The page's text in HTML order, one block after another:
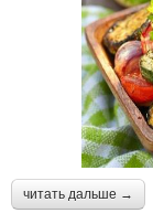
читать дальше →